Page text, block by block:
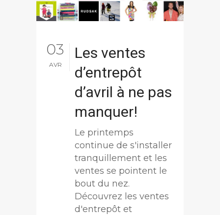
03
AVR
Les ventes
d’entrepôt
d’avril à ne pas
manquer!
Le printemps
continue de s'installer
tranquillement et les
ventes se pointent le
bout du nez.
Découvrez les ventes
d'entrepôt et